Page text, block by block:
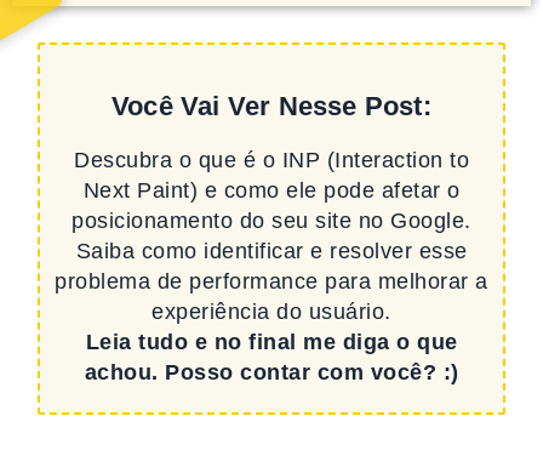
Você Vai Ver Nesse Post:
Descubra o que é o INP (Interaction to
Next Paint) e como ele pode afetar o
posicionamento do seu site no Google.
Saiba como identificar e resolver esse
problema de performance para melhorar a
experiência do usuário.
Leia tudo e no final me diga o que
achou. Posso contar com você? :)